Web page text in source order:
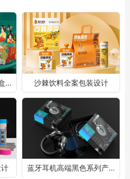
《稻花香》五常大米礼盒包装设计 沙棘饮料全案包装设计
蓝牙耳机高端黑色系列产品包装